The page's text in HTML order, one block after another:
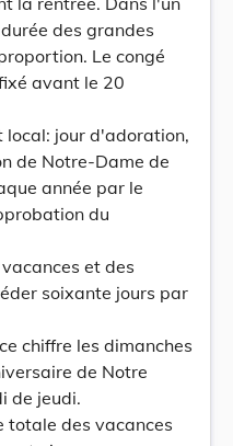
des grandes
Le congé
avant le 20
local: jour d'adoration,
de Notre-Dame de
année par le
du
et des
soixante jours par
chiffre les dimanches
de Notre
de jeudi.
totale des vacances